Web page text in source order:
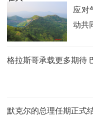
应对
动共
格拉斯哥承载更多期待
默克尔的总理任期正式